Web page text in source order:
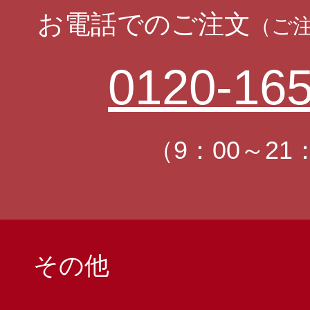
お電話でのご注文 （ご
0120-
（9：00～21
その他